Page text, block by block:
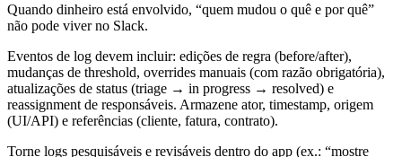
Quando dinheiro está envolvido, “quem mudou o quê e por quê”
não pode viver no Slack.
Eventos de log devem incluir: edições de regra (before/after),
mudanças de threshold, overrides manuais (com razão obrigatória),
atualizações de status (triage → in progress → resolved) e
reassignment de responsáveis. Armazene ator, timestamp, origem
(UI/API) e referências (cliente, fatura, contrato).
Torne logs pesquisáveis e revisáveis dentro do app (ex.: “mostre